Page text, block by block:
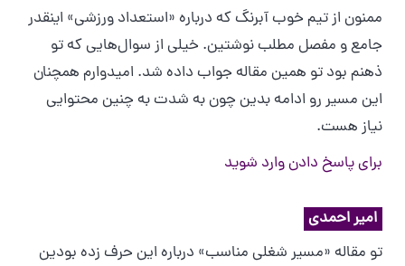
ممنون از تیم خوب آبرنگ که درباره «استعداد ورزشی» اینقدر
جامع و مفصل مطلب نوشتین. خیلی از سوال‌هایی که تو
ذهنم بود تو همین مقاله جواب داده شد. امیدوارم همچنان
این مسیر رو ادامه بدین چون به شدت به چنین محتوایی
نیاز هست.
برای پاسخ دادن وارد شوید
امیر احمدی
تو مقاله «مسیر شغلی مناسب» درباره این حرف زده بودین